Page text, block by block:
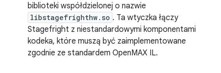
biblioteki współdzielonej o nazwie
libstagefrighthw.so . Ta wtyczka łączy
Stagefright z niestandardowymi komponentami
kodeka, które muszą być zaimplementowane
zgodnie ze standardem OpenMAX IL.